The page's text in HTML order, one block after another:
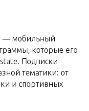
— мобильный
которые его
Подписки
тематики: от
и спортивных